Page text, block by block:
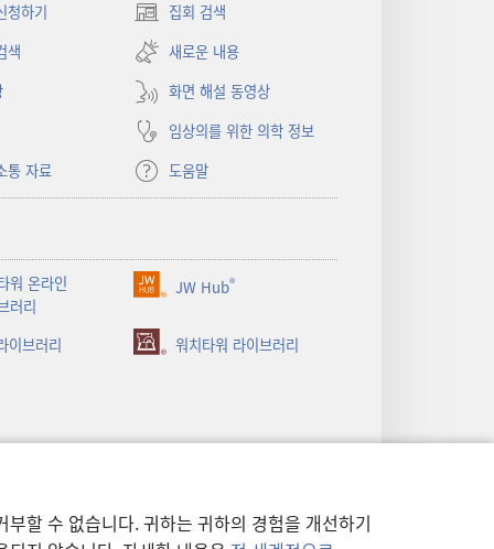
할 수 없습니다. 귀하는 귀하의 경험을 개선하기
청하기 집회 검색
(새로운
창
열기)
색
새로운 내용
화면 해설 동영상
임상의를 위한 의학 정보
통 자료
도움말
워 온라인
러리
JW Hub®
(새로운
열기)
이브러리 워치타워 라이브러리